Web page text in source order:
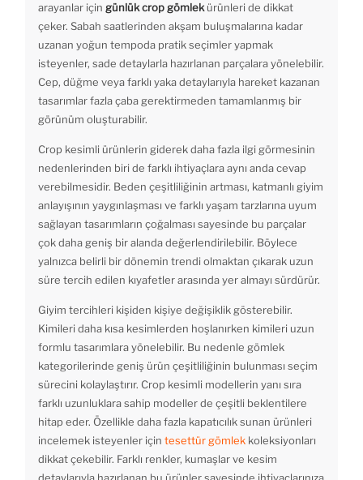
arayanlar için günlük crop gömlekürünleri de dikkat
çeker. Sabah saatlerinden akşam buluşmalarına kadar
uzanan yoğun tempoda pratik seçimler yapmak
isteyenler, sade detaylarla hazırlanan parçalara yönelebilir.
Cep, düğme veya farklı yaka detaylarıyla hareket kazanan
tasarımlar fazla çaba gerektirmeden tamamlanmış bir
görünüm oluşturabilir.
Crop kesimli ürünlerin giderek daha fazla ilgi görmesinin
nedenlerinden biri de farklı ihtiyaçlara aynı anda cevap
verebilmesidir. Beden çeşitliliğinin artması, katmanlı giyim
anlayışının yaygınlaşması ve farklı yaşam tarzlarına uyum
sağlayan tasarımların çoğalması sayesinde bu parçalar
çok daha geniş bir alanda değerlendirilebilir. Böylece
yalnızca belirli bir dönemin trendi olmaktan çıkarak uzun
süre tercih edilen kıyafetler arasında yer almayı sürdürür.
Giyim tercihleri kişiden kişiye değişiklik gösterebilir.
Kimileri daha kısa kesimlerden hoşlanırken kimileri uzun
formlu tasarımlara yönelebilir. Bu nedenle gömlek
kategorilerinde geniş ürün çeşitliliğinin bulunması seçim
sürecini kolaylaştırır. Crop kesimli modellerin yanı sıra
farklı uzunluklara sahip modeller de çeşitli beklentilere
hitap eder. Özellikle daha fazla kapatıcılık sunan ürünleri
incelemek isteyenler için tesettür gömlek koleksiyonları
dikkat çekebilir. Farklı renkler, kumaşlar ve kesim